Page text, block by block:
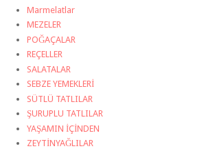
Marmelatlar
MEZELER
POĞAÇALAR
REÇELLER
SALATALAR
SEBZE YEMEKLERİ
SÜTLÜ TATLILAR
ŞURUPLU TATLILAR
YAŞAMIN İÇİNDEN
ZEYTİNYAĞLILAR